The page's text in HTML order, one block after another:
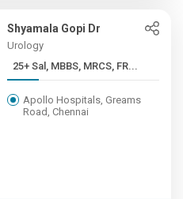
Shyamala Gopi Dr
Urology
25+ Sal, MBBS, MRCS, FR...
Apollo Hospitals, Greams
Road, Chennai